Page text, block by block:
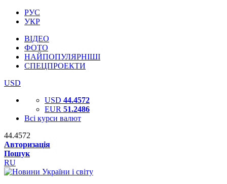
РУС
УКР
ВІДЕО
ФОТО
НАЙПОПУЛЯРНІШІ
СПЕЦПРОЕКТИ
USD
USD 44.4572
EUR 51.2486
Всі курси валют
44.4572
Авторизація
Пошук
RU